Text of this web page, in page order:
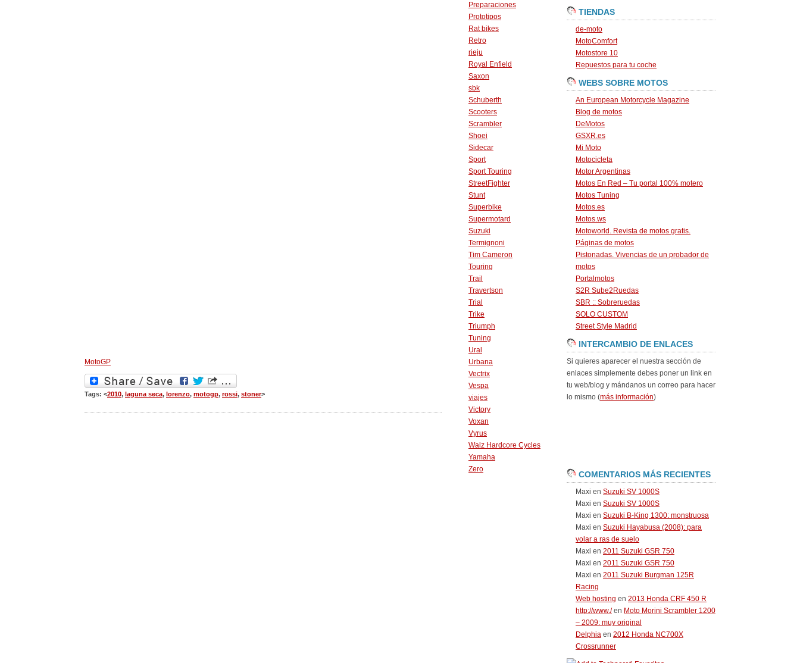
MotoGP
Tags: <2010, laguna seca, lorenzo, motogp, rossi, stoner>
Preparaciones
Prototipos
Rat bikes
Retro
rieju
Royal Enfield
Saxon
sbk
Schuberth
Scooters
Scrambler
Shoei
Sidecar
Sport
Sport Touring
StreetFighter
Stunt
Superbike
Supermotard
Suzuki
Termignoni
Tim Cameron
Touring
Trail
Travertson
Trial
Trike
Triumph
Tuning
Ural
Urbana
Vectrix
Vespa
viajes
Victory
Voxan
Vyrus
Walz Hardcore Cycles
Yamaha
Zero
TIENDAS
de-moto
MotoComfort
Motostore 10
Repuestos para tu coche
WEBS SOBRE MOTOS
An European Motorcycle Magazine
Blog de motos
DeMotos
GSXR.es
Mi Moto
Motocicleta
Motor Argentinas
Motos En Red – Tu portal 100% motero
Motos Tuning
Motos.es
Motos.ws
Motoworld. Revista de motos gratis.
Páginas de motos
Pistonadas. Vivencias de un probador de
motos
Portalmotos
S2R Sube2Ruedas
SBR :: Sobreruedas
SOLO CUSTOM
Street Style Madrid
INTERCAMBIO DE ENLACES
Si quieres aparecer el nuestra sección de
enlaces simplemente debes poner un link en
tu web/blog y mándanos un correo para hacer
lo mismo (más información)
COMENTARIOS MÁS RECIENTES
Maxi en Suzuki SV 1000S
Maxi en Suzuki SV 1000S
Maxi en Suzuki B-King 1300: monstruosa
Maxi en Suzuki Hayabusa (2008): para
volar a ras de suelo
Maxi en 2011 Suzuki GSR 750
Maxi en 2011 Suzuki GSR 750
Maxi en 2011 Suzuki Burgman 125R
Racing
Web hosting en 2013 Honda CRF 450 R
http://www./en Moto Morini Scrambler 1200
– 2009: muy original
Delphia en 2012 Honda NC700X
Crossrunner